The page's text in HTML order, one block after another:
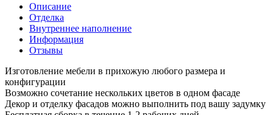
Описание
Отделка
Внутреннее наполнение
Информация
Отзывы
Изготовление мебели в прихожую любого размера и
конфигурации
Возможно сочетание нескольких цветов в одном фасаде
Декор и отделку фасадов можно выполнить под вашу задумку